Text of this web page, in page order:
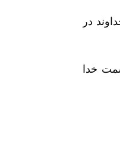
در
خدا